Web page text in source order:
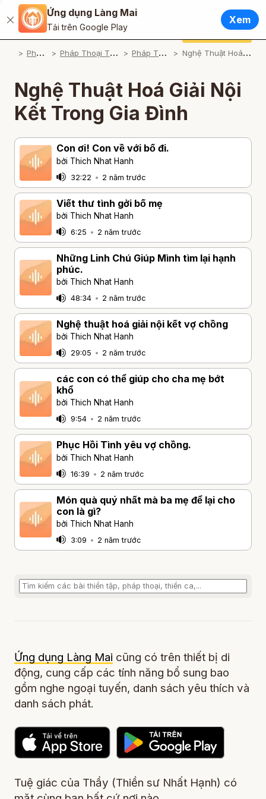
Đóng
Ứng dụng Làng Mai
Tải trên Google Play
Xem
Tiếng Việt
English / Tiếng Anh
Français / Tiếng Pháp
Español / Tiếng Tây Ban Nha
Deutsch / Tiếng Đức
Português / Tiếng Bồ Đào Nha
ภาษาไทย / Tiếng Thái
Ứng dụng Làng Mai
Cúng dường
P
háp Thoại P
háp Thoại Thiền Sư Thích Nhất Hạnh P
háp Thoại Theo Chủ Đề N
ghệ Thuật Hoá Giải Nội Kết Trong Gia Đình
Nghệ Thuật Hoá Giải Nội
Kết Trong Gia Đình
Con ơi! Con về với bố đi.
bởi Thich Nhat Hanh
32:22 • 2 năm trước
Viết thư tình gởi bố mẹ
bởi Thich Nhat Hanh
6:25 • 2 năm trước
Những Linh Chú Giúp Mình tìm lại hạnh
phúc.
bởi Thich Nhat Hanh
48:34 • 2 năm trước
Nghệ thuật hoá giải nội kết vợ chồng
bởi Thich Nhat Hanh
29:05 • 2 năm trước
các con có thể giúp cho cha mẹ bớt
khổ
bởi Thich Nhat Hanh
9:54 • 2 năm trước
Phục Hồi Tình yêu vợ chồng.
bởi Thich Nhat Hanh
16:39 • 2 năm trước
Món quà quý nhất mà ba mẹ để lại cho
con là gì?
bởi Thich Nhat Hanh
3:09 • 2 năm trước
Ứng dụng Làng Mai cũng có trên thiết bị di
động, cung cấp các tính năng bổ sung bao
gồm nghe ngoại tuyến, danh sách yêu thích và
danh sách phát.
Tuệ giác của Thầy (Thiền sư Nhất Hạnh) có